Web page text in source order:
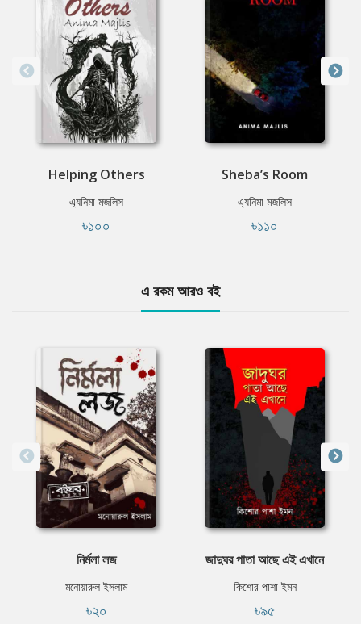
Helping Others
এ্যনিমা মজলিস
৳১০০
Sheba’s Room
এ্যনিমা মজলিস
৳১১০
এ রকম আরও বই
নির্মলা লজ
মনোয়ারুল ইসলাম
৳২০
জাদুঘর পাতা আছে এই এখানে
কিশোর পাশা ইমন
৳৯৫